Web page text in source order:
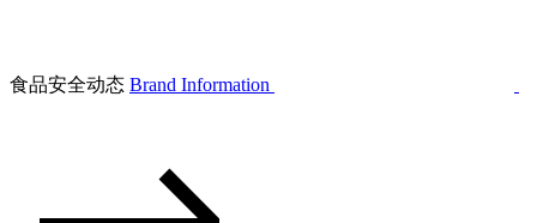
食品安全动态 Brand Information